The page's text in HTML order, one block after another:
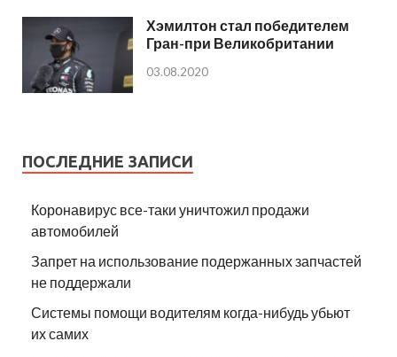
Хэмилтон стал победителем
Гран-при Великобритании
03.08.2020
ПОСЛЕДНИЕ ЗАПИСИ
Коронавирус все-таки уничтожил продажи
автомобилей
Запрет на использование подержанных запчастей
не поддержали
Системы помощи водителям когда-нибудь убьют
их самих